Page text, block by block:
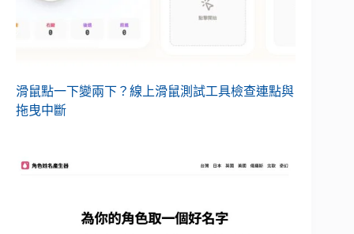
滑鼠點一下變兩下？線上滑鼠測試工具檢查連點與
拖曳中斷